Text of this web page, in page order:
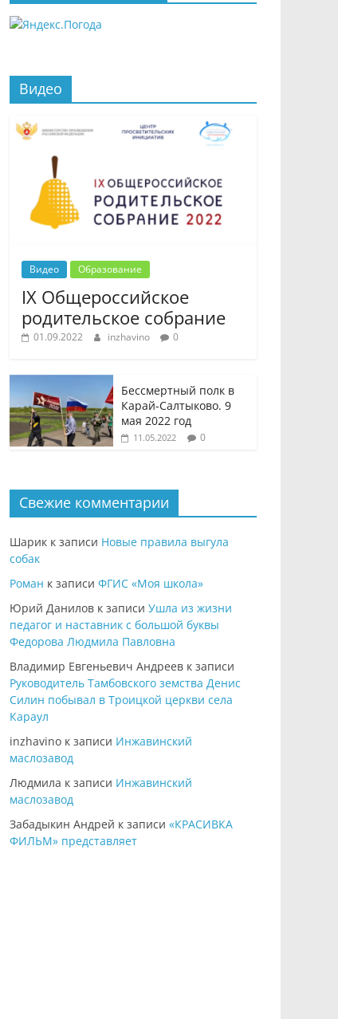
Видео
Видео Образование
IX Общероссийское
родительское собрание
01.09.2022 inzhavino 0
Бессмертный полк в
Карай-Салтыково. 9
мая 2022 год
11.05.2022 0
Свежие комментарии
Шарик к записи Новые правила выгула
собак
Роман к записи ФГИС «Моя школа»
Юрий Данилов к записи Ушла из жизни
педагог и наставник с большой буквы
Федорова Людмила Павловна
Владимир Евгеньевич Андреев к записи
Руководитель Тамбовского земства Денис
Силин побывал в Троицкой церкви села
Караул
inzhavino к записи Инжавинский
маслозавод
Людмила к записи Инжавинский
маслозавод
Забадыкин Андрей к записи «КРАСИВКА
ФИЛЬМ» представляет